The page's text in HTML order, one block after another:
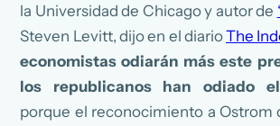
la Universidad de Chicago y autor de
Steven Levitt, dijo en el diarioThe
economistas odiarán más este
los republicanos han odiado
porque el reconocimiento a Ostrom